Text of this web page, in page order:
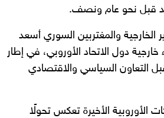
قبل نحو عام ونصف.
والمغتربين السوري أسعد
خارجية دول الاتحاد الأوروبي، في إطار
التعاون السياسي والاقتصادي
الأوروبية الأخيرة تعكس تحولًا